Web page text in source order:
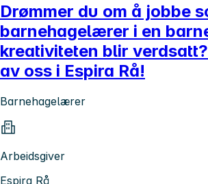
Drømmer du om å jobbe
barnehagelærer i en
kreativiteten blir
av oss i Espira Rå!
Barnehagelærer
Arbeidsgiver
Espira Rå